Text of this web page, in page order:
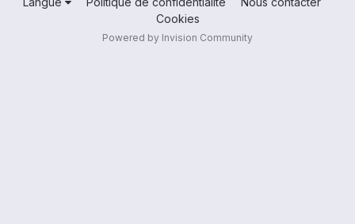
Cookies
Powered by Invision Community